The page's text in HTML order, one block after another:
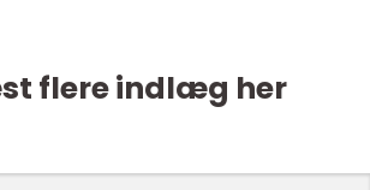
flere indlæg her